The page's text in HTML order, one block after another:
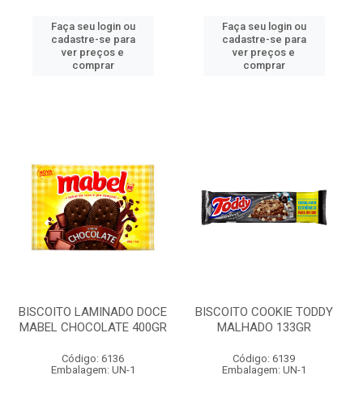
Faça seu login ou
cadastre-se para
ver preços e
comprar
Faça seu login ou
cadastre-se para
ver preços e
comprar
BISCOITO LAMINADO DOCE
MABEL CHOCOLATE 400GR
Código: 6136
Embalagem: UN-1
BISCOITO COOKIE TODDY
MALHADO 133GR
Código: 6139
Embalagem: UN-1